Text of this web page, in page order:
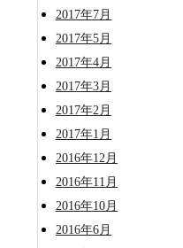
2017年7月
2017年5月
2017年4月
2017年3月
2017年2月
2017年1月
2016年12月
2016年11月
2016年10月
2016年6月